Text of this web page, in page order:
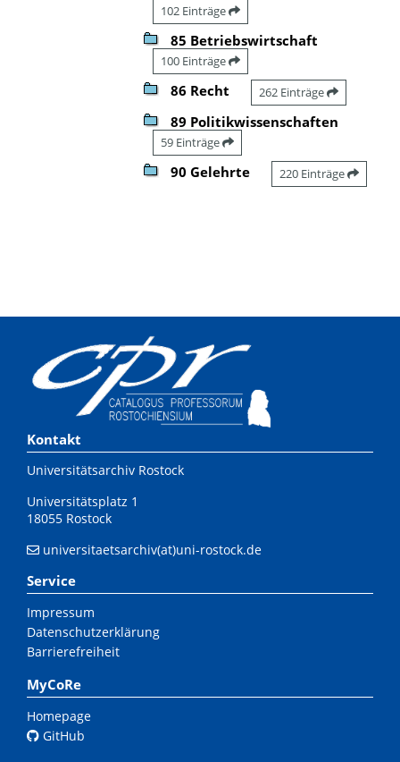
102 Einträge
85 Betriebswirtschaft
100 Einträge
86 Recht 262 Einträge
89 Politikwissenschaften
59 Einträge
90 Gelehrte 220 Einträge
Kontakt
Universitätsarchiv Rostock
Universitätsplatz 1
18055 Rostock
universitaetsarchiv(at)uni-rostock.de
Service
Impressum
Datenschutzerklärung
Barrierefreiheit
MyCoRe
Homepage
GitHub